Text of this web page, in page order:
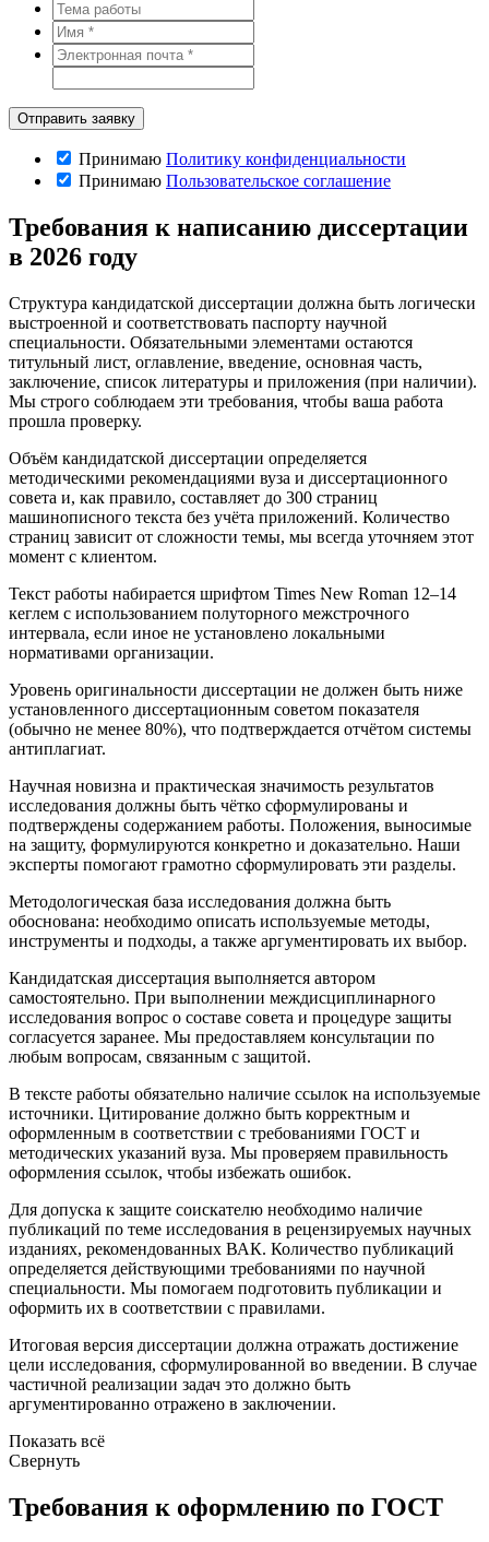
Принимаю Политику конфиденциальности
Принимаю Пользовательское соглашение
Требования к написанию диссертации
в 2026 году
Структура кандидатской диссертации должна быть логически
выстроенной и соответствовать паспорту научной
специальности. Обязательными элементами остаются
титульный лист, оглавление, введение, основная часть,
заключение, список литературы и приложения (при наличии).
Мы строго соблюдаем эти требования, чтобы ваша работа
прошла проверку.
Объём кандидатской диссертации определяется
методическими рекомендациями вуза и диссертационного
совета и, как правило, составляет до 300 страниц
машинописного текста без учёта приложений. Количество
страниц зависит от сложности темы, мы всегда уточняем этот
момент с клиентом.
Текст работы набирается шрифтом Times New Roman 12–14
кеглем с использованием полуторного межстрочного
интервала, если иное не установлено локальными
нормативами организации.
Уровень оригинальности диссертации не должен быть ниже
установленного диссертационным советом показателя
(обычно не менее 80%), что подтверждается отчётом системы
антиплагиат.
Научная новизна и практическая значимость результатов
исследования должны быть чётко сформулированы и
подтверждены содержанием работы. Положения, выносимые
на защиту, формулируются конкретно и доказательно. Наши
эксперты помогают грамотно сформулировать эти разделы.
Методологическая база исследования должна быть
обоснована: необходимо описать используемые методы,
инструменты и подходы, а также аргументировать их выбор.
Кандидатская диссертация выполняется автором
самостоятельно. При выполнении междисциплинарного
исследования вопрос о составе совета и процедуре защиты
согласуется заранее. Мы предоставляем консультации по
любым вопросам, связанным с защитой.
В тексте работы обязательно наличие ссылок на используемые
источники. Цитирование должно быть корректным и
оформленным в соответствии с требованиями ГОСТ и
методических указаний вуза. Мы проверяем правильность
оформления ссылок, чтобы избежать ошибок.
Для допуска к защите соискателю необходимо наличие
публикаций по теме исследования в рецензируемых научных
изданиях, рекомендованных ВАК. Количество публикаций
определяется действующими требованиями по научной
специальности. Мы помогаем подготовить публикации и
оформить их в соответствии с правилами.
Итоговая версия диссертации должна отражать достижение
цели исследования, сформулированной во введении. В случае
частичной реализации задач это должно быть
аргументированно отражено в заключении.
Показать всё
Свернуть
Требования к оформлению по ГОСТ